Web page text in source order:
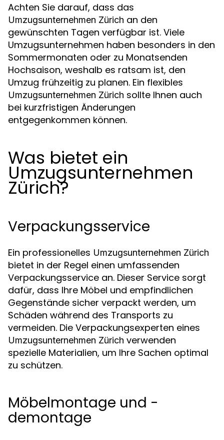
Achten Sie darauf, dass das
Umzugsunternehmen Zürich an den
gewünschten Tagen verfügbar ist. Viele
Umzugsunternehmen haben besonders in den
Sommermonaten oder zu Monatsenden
Hochsaison, weshalb es ratsam ist, den
Umzug frühzeitig zu planen. Ein flexibles
Umzugsunternehmen Zürich sollte Ihnen auch
bei kurzfristigen Änderungen
entgegenkommen können.
Was bietet ein
Umzugsunternehmen
Zürich?
Verpackungsservice
Ein professionelles Umzugsunternehmen Zürich
bietet in der Regel einen umfassenden
Verpackungsservice an. Dieser Service sorgt
dafür, dass Ihre Möbel und empfindlichen
Gegenstände sicher verpackt werden, um
Schäden während des Transports zu
vermeiden. Die Verpackungsexperten eines
Umzugsunternehmen Zürich verwenden
spezielle Materialien, um Ihre Sachen optimal
zu schützen.
Möbelmontage und -
demontage